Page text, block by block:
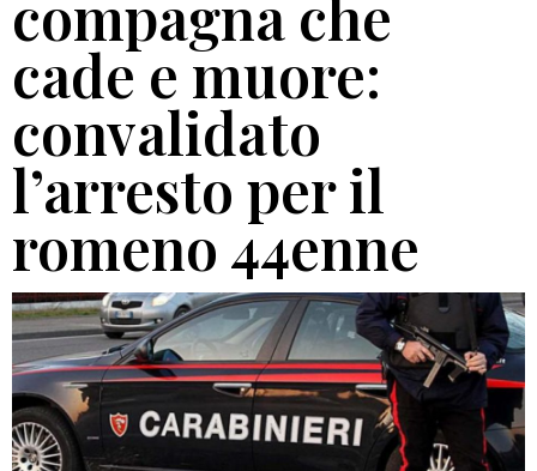
compagna che
cade e muore:
convalidato
l’arresto per il
romeno 44enne